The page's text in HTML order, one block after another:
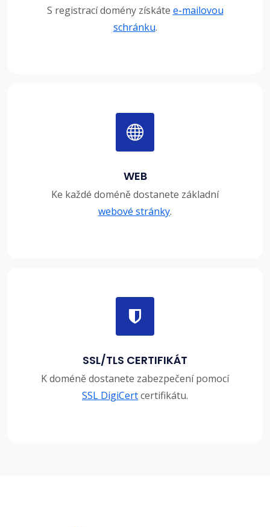
S registrací domény získáte e-mailovou
schránku.
WEB
Ke každé doméně dostanete základní
webové stránky.
SSL/TLS CERTIFIKÁT
K doméně dostanete zabezpečení pomocí
SSL DigiCertcertifikátu.